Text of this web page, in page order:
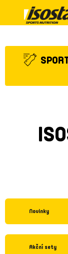
obsah
Novinky
Akční sety